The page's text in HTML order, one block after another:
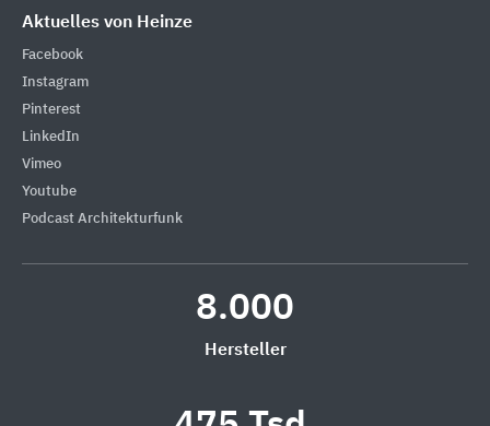
Aktuelles von Heinze
Facebook
Instagram
Pinterest
LinkedIn
Vimeo
Youtube
Podcast Architekturfunk
8.000
Hersteller